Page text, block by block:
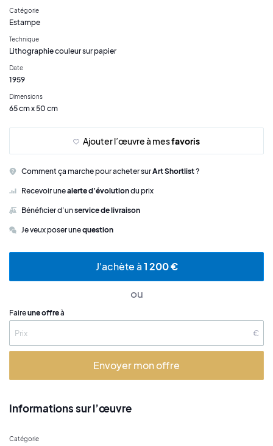
Catégorie
Estampe
Technique
Lithographie couleur sur papier
Date
1959
Dimensions
65 cm x 50 cm
Ajouter l’œuvre à mesfavoris
Comment ça marche pour acheter surArt Shortlist?
Recevoir unealerte d’évolutiondu prix
Bénéficier d’unservice de livraison
Je veux poser unequestion
J'achète à1 200 €
ou
Faireune offreà
€
Envoyer mon offre
Informations sur l’œuvre
Catégorie